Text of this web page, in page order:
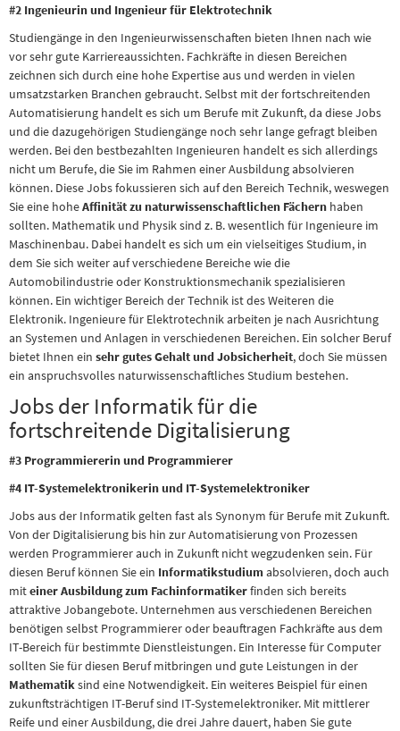
#2 Ingenieurin und Ingenieur für Elektrotechnik
Studiengänge in den Ingenieurwissenschaften bieten Ihnen nach wie
vor sehr gute Karriereaussichten. Fachkräfte in diesen Bereichen
zeichnen sich durch eine hohe Expertise aus und werden in vielen
umsatzstarken Branchen gebraucht. Selbst mit der fortschreitenden
Automatisierung handelt es sich um Berufe mit Zukunft, da diese Jobs
und die dazugehörigen Studiengänge noch sehr lange gefragt bleiben
werden. Bei den bestbezahlten Ingenieuren handelt es sich allerdings
nicht um Berufe, die Sie im Rahmen einer Ausbildung absolvieren
können. Diese Jobs fokussieren sich auf den Bereich Technik, weswegen
Sie eine hoheAffinität zu naturwissenschaftlichen Fächern haben
sollten. Mathematik und Physik sind z. B. wesentlich für Ingenieure im
Maschinenbau. Dabei handelt es sich um ein vielseitiges Studium, in
dem Sie sich weiter auf verschiedene Bereiche wie die
Automobilindustrie oder Konstruktionsmechanik spezialisieren
können. Ein wichtiger Bereich der Technik ist des Weiteren die
Elektronik. Ingenieure für Elektrotechnik arbeiten je nach Ausrichtung
an Systemen und Anlagen in verschiedenen Bereichen. Ein solcher Beruf
bietet Ihnen ein sehr gutes Gehalt und Jobsicherheit, doch Sie müssen
ein anspruchsvolles naturwissenschaftliches Studium bestehen.
Jobs der Informatik für die
fortschreitende Digitalisierung
#3 Programmiererin und Programmierer
#4 IT-Systemelektronikerin und IT-Systemelektroniker
Jobs aus der Informatik gelten fast als Synonym für Berufe mit Zukunft.
Von der Digitalisierung bis hin zur Automatisierung von Prozessen
werden Programmierer auch in Zukunft nicht wegzudenken sein. Für
diesen Beruf können Sie ein Informatikstudiumabsolvieren, doch auch
miteiner Ausbildung zum Fachinformatikerfinden sich bereits
attraktive Jobangebote. Unternehmen aus verschiedenen Bereichen
benötigen selbst Programmierer oder beauftragen Fachkräfte aus dem
IT-Bereich für bestimmte Dienstleistungen. Ein Interesse für Computer
sollten Sie für diesen Beruf mitbringen und gute Leistungen in der
Mathematiksind eine Notwendigkeit. Ein weiteres Beispiel für einen
zukunftsträchtigen IT-Beruf sind IT-Systemelektroniker. Mit mittlerer
Reife und einer Ausbildung, die drei Jahre dauert, haben Sie gute